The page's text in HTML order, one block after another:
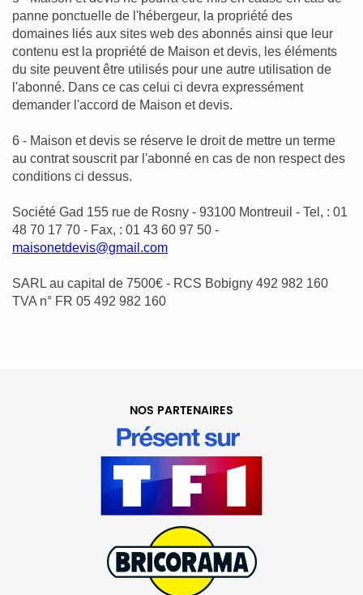
panne ponctuelle de l'hébergeur, la propriété des
domaines liés aux sites web des abonnés ainsi que leur
contenu est la propriété de Maison et devis, les éléments
du site peuvent être utilisés pour une autre utilisation de
l'abonné. Dans ce cas celui ci devra expressément
demander l'accord de Maison et devis.
6 - Maison et devis se réserve le droit de mettre un terme
au contrat souscrit par l'abonné en cas de non respect des
conditions ci dessus.
Société Gad 155 rue de Rosny - 93100 Montreuil - Tel, : 01
48 70 17 70 - Fax, : 01 43 60 97 50 -
maisonetdevis@gmail.com
SARL au capital de 7500€ - RCS Bobigny 492 982 160
TVA n° FR 05 492 982 160
NOS PARTENAIRES